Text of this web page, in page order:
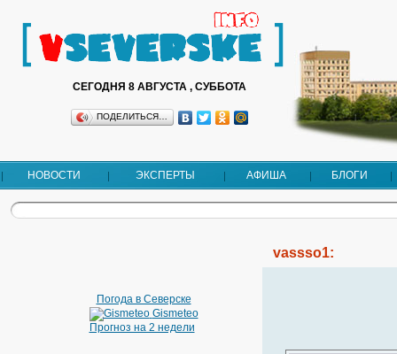
СЕГОДНЯ 8 АВГУСТА , СУББОТА
ПОДЕЛИТЬСЯ…
НОВОСТИ ЭКСПЕРТЫ АФИША БЛОГИ
Погода в Северске
Gismeteo
Прогноз на 2 недели
vassso1: